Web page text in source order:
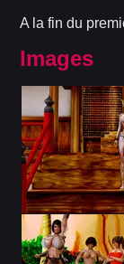
A la fin du
Images